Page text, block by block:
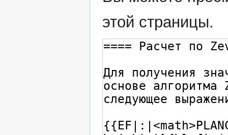
этой страницы.